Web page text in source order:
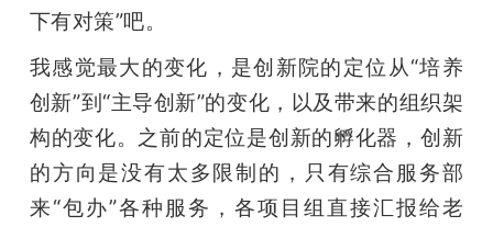
下有对策”吧。
我感觉最大的变化，是创新院的定位从“培养
创新”到“主导创新”的变化，以及带来的组织架
构的变化。之前的定位是创新的孵化器，创新
的方向是没有太多限制的，只有综合服务部
来“包办”各种服务，各项目组直接汇报给老